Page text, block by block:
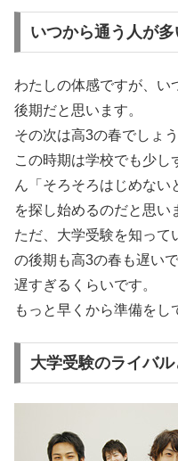
いつから通う人が多
わたしの体感ですが、い
後期だと思います。
その次は高3の春でしょう
この時期は学校でも少し
ん「そろそろはじめない
を探し始めるのだと思い
ただ、大学受験を知って
の後期も高3の春も遅いで
遅すぎるくらいです。
もっと早くから準備をし
大学受験のライバル